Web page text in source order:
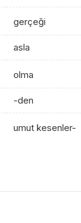
gerçeği
asla
olma
-den
umut kesenler-